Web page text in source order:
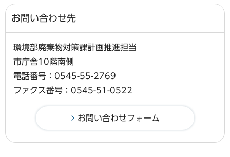
お問い合わせ先
環境部廃棄物対策課計画推進担当
市庁舎10階南側
電話番号：0545-55-2769
ファクス番号：0545-51-0522